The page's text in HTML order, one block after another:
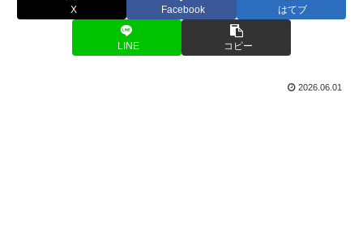
X Facebook はてブ
LINE コピー
2026.06.01